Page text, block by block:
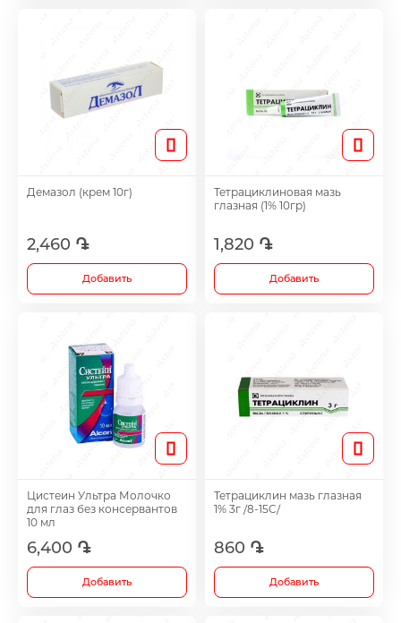
Метаболические препараты
Противоопухолевые препараты
Травы и настойки
хряща
Таблетки для женщин
Anti-cholesterol Mediations
Демазол (крем 10г)
2,460 ֏
Добавить
Тетрациклиновая мазь
глазная (1% 10гр)
1,820 ֏
Добавить
Цистеин Ультра Молочко
для глаз без консервантов
10 мл
6,400 ֏
Добавить
Тетрациклин мазь глазная
1% 3г /8-15C/
860 ֏
Добавить